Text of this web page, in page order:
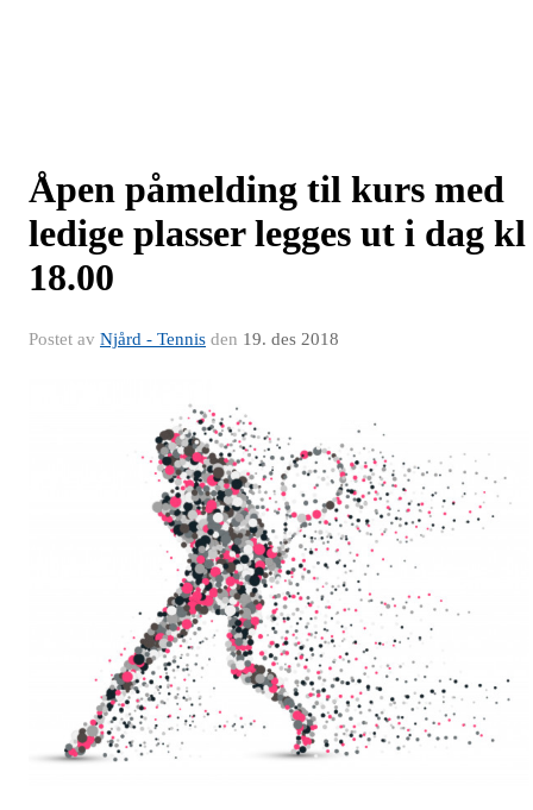
Åpen påmelding til kurs med
ledige plasser legges ut i dag kl
18.00
Postet av Njård - Tennis den 19. des 2018